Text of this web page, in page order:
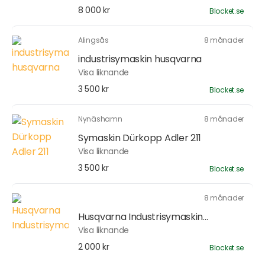
8 000 kr
Blocket.se
Alingsås 8 månader
industrisymaskin husqvarna
Visa liknande
3 500 kr
Blocket.se
Nynäshamn 8 månader
Symaskin Dürkopp Adler 211
Visa liknande
3 500 kr
Blocket.se
8 månader
Husqvarna Industrisymaskin...
Visa liknande
2 000 kr
Blocket.se